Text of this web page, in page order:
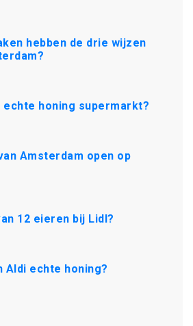
hebben de drie wijzen
echte honing supermarkt?
Amsterdam open op
12 eieren bij Lidl?
Aldi echte honing?